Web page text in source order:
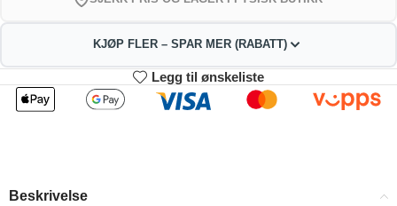
KJØP FLER – SPAR MER (RABATT)
2
245.52
kr
3-4
243.04
4%
Legg til ønskeliste
Beskrivelse